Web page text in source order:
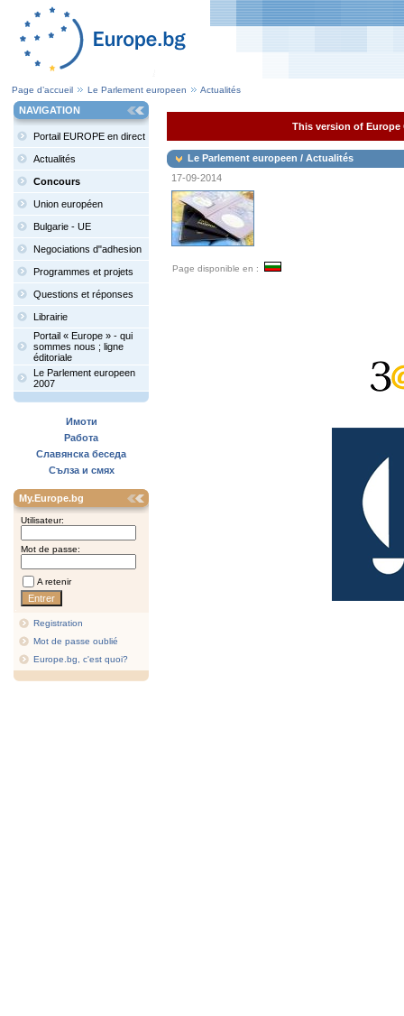
Page d’accueil Le Parlement europeen Actualités
NAVIGATION
Portail EUROPE en direct
Actualités
Concours
Union européen
Bulgarie - UE
Negociations d"adhesion
Programmes et projets
Questions et réponses
Librairie
Portail « Europe » - qui
sommes nous ; ligne
éditoriale
Le Parlement europeen
2007
Имоти
Работа
Славянска беседа
Сълза и смях
My.Europe.bg
Utilisateur:
Mot de passe:
A retenir
Registration
Mot de passe oublié
Europe.bg, c'est quoi?
This version of Europe
Le Parlement europeen / Actualités
17-09-2014
Page disponible en :